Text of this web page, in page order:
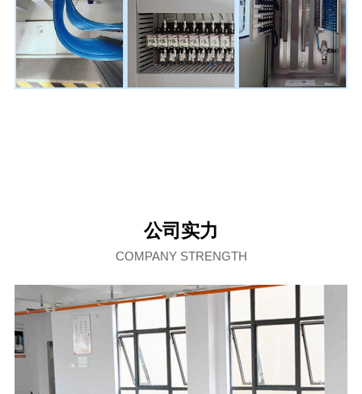
公司实力
COMPANY STRENGTH